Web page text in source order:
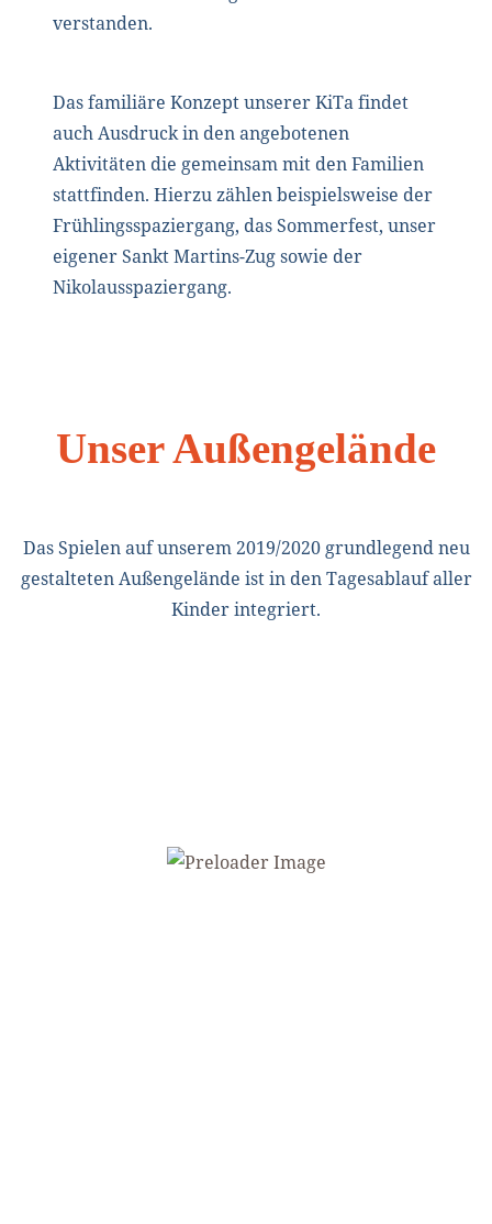
verstanden.
Das familiäre Konzept unserer KiTa findet
auch Ausdruck in den angebotenen
Aktivitäten die gemeinsam mit den Familien
stattfinden. Hierzu zählen beispielsweise der
Frühlingsspaziergang, das Sommerfest, unser
eigener Sankt Martins-Zug sowie der
Nikolausspaziergang.
Unser Außengelände
Das Spielen auf unserem 2019/2020 grundlegend neu
gestalteten Außengelände ist in den Tagesablauf aller
Kinder integriert.